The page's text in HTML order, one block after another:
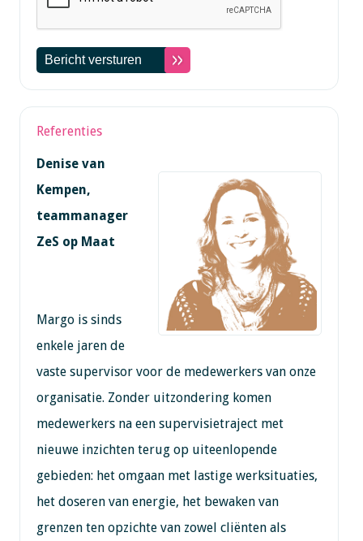
Referenties
Denise van
Kempen,
teammanager
ZeS op Maat
Margo is sinds
enkele jaren de
vaste supervisor voor de medewerkers van onze
organisatie. Zonder uitzondering komen
medewerkers na een supervisietraject met
nieuwe inzichten terug op uiteenlopende
gebieden: het omgaan met lastige werksituaties,
het doseren van energie, het bewaken van
grenzen ten opzichte van zowel cliënten als